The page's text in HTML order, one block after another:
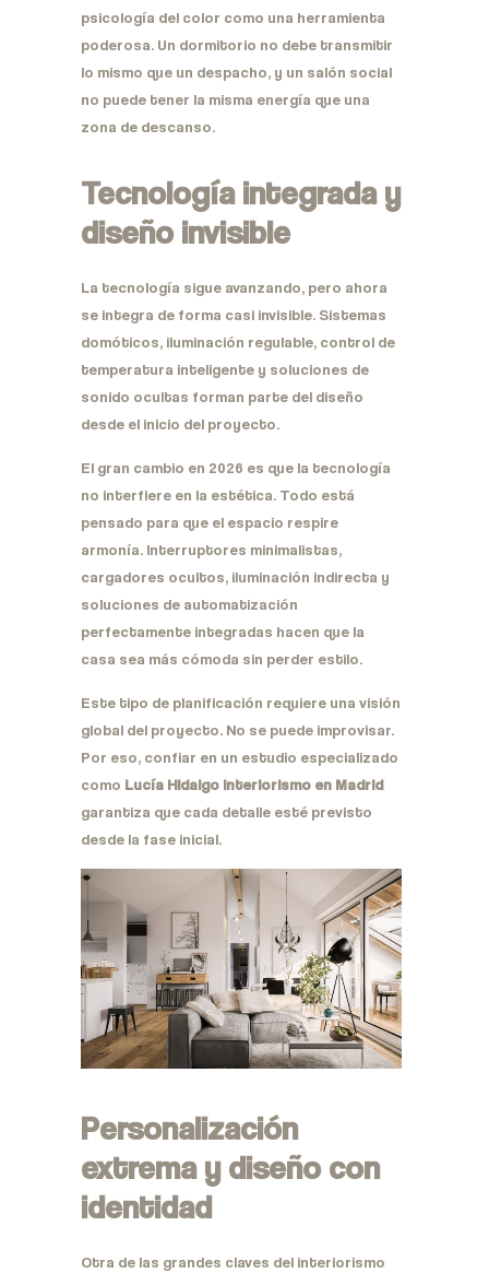
psicología del color como una herramienta
poderosa. Un dormitorio no debe transmitir
lo mismo que un despacho, y un salón social
no puede tener la misma energía que una
zona de descanso.
Tecnología integrada y
diseño invisible
La tecnología sigue avanzando, pero ahora
se integra de forma casi invisible. Sistemas
domóticos, iluminación regulable, control de
temperatura inteligente y soluciones de
sonido ocultas forman parte del diseño
desde el inicio del proyecto.
El gran cambio en 2026 es que la tecnología
no interfiere en la estética. Todo está
pensado para que el espacio respire
armonía. Interruptores minimalistas,
cargadores ocultos, iluminación indirecta y
soluciones de automatización
perfectamente integradas hacen que la
casa sea más cómoda sin perder estilo.
Este tipo de planificación requiere una visión
global del proyecto. No se puede improvisar.
Por eso, confiar en un estudio especializado
como Lucía Hidalgo Interiorismo en Madrid
garantiza que cada detalle esté previsto
desde la fase inicial.
Personalización
extrema y diseño con
identidad
Otra de las grandes claves del interiorismo